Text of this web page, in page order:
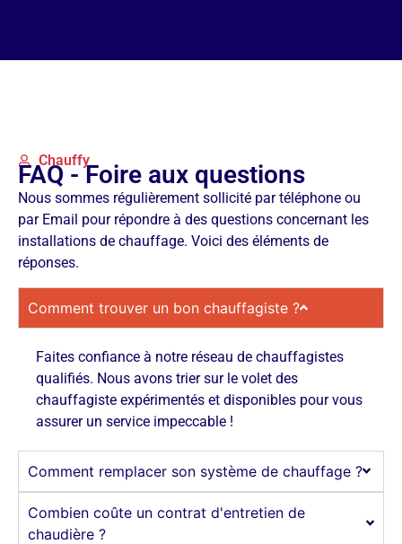
Chauffy
FAQ - Foire aux questions
Nous sommes régulièrement sollicité par téléphone ou
par Email pour répondre à des questions concernant les
installations de chauffage. Voici des éléments de
réponses.
Comment trouver un bon chauffagiste ?
Faites confiance à notre réseau de chauffagistes
qualifiés. Nous avons trier sur le volet des
chauffagiste expérimentés et disponibles pour vous
assurer un service impeccable !
Comment remplacer son système de chauffage ?
Combien coûte un contrat d'entretien de
chaudière ?